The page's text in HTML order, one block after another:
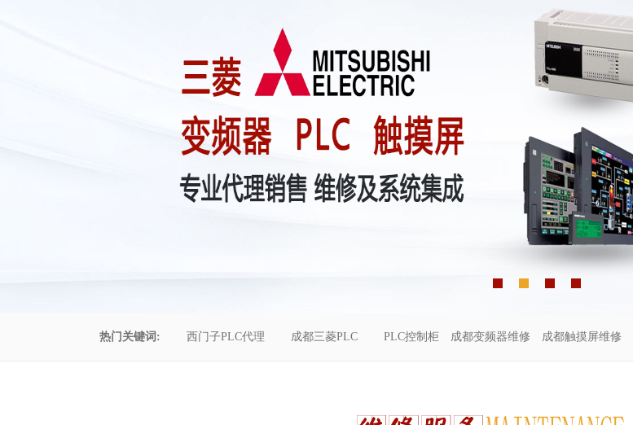
热门关键词: 西门子PLC代理 成都三菱PLC PLC控制柜 成都变频器维修 成都触摸屏维修